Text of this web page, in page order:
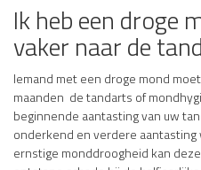
Ik heb een droge
vaker naar de
Iemand met een droge mond
maanden de tandarts of
beginnende aantasting van uw
onderkend en verdere
ernstige monddroogheid kan